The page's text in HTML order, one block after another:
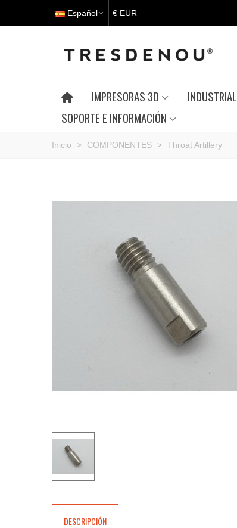
Español € EUR
IMPRESORAS 3D INDUSTRIAL
SOPORTE E INFORMACIÓN
Inicio > COMPONENTES > Throat Artillery
DESCRIPCIÓN